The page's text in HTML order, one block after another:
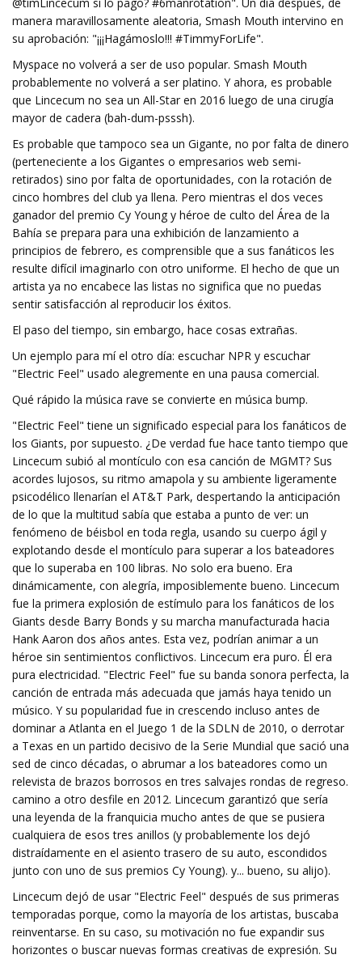
manera maravillosamente aleatoria, Smash Mouth intervino en
su aprobación: "¡¡¡Hagámoslo!!! #TimmyForLife".
Myspace no volverá a ser de uso popular. Smash Mouth
probablemente no volverá a ser platino. Y ahora, es probable
que Lincecum no sea un All-Star en 2016 luego de una cirugía
mayor de cadera (bah-dum-psssh).
Es probable que tampoco sea un Gigante, no por falta de dinero
(perteneciente a los Gigantes o empresarios web semi-
retirados) sino por falta de oportunidades, con la rotación de
cinco hombres del club ya llena. Pero mientras el dos veces
ganador del premio Cy Young y héroe de culto del Área de la
Bahía se prepara para una exhibición de lanzamiento a
principios de febrero, es comprensible que a sus fanáticos les
resulte difícil imaginarlo con otro uniforme. El hecho de que un
artista ya no encabece las listas no significa que no puedas
sentir satisfacción al reproducir los éxitos.
El paso del tiempo, sin embargo, hace cosas extrañas.
Un ejemplo para mí el otro día: escuchar NPR y escuchar
"Electric Feel" usado alegremente en una pausa comercial.
Qué rápido la música rave se convierte en música bump.
"Electric Feel" tiene un significado especial para los fanáticos de
los Giants, por supuesto. ¿De verdad fue hace tanto tiempo que
Lincecum subió al montículo con esa canción de MGMT? Sus
acordes lujosos, su ritmo amapola y su ambiente ligeramente
psicodélico llenarían el AT&T Park, despertando la anticipación
de lo que la multitud sabía que estaba a punto de ver: un
fenómeno de béisbol en toda regla, usando su cuerpo ágil y
explotando desde el montículo para superar a los bateadores
que lo superaba en 100 libras. No solo era bueno. Era
dinámicamente, con alegría, imposiblemente bueno. Lincecum
fue la primera explosión de estímulo para los fanáticos de los
Giants desde Barry Bonds y su marcha manufacturada hacia
Hank Aaron dos años antes. Esta vez, podrían animar a un
héroe sin sentimientos conflictivos. Lincecum era puro. Él era
pura electricidad. "Electric Feel" fue su banda sonora perfecta, la
canción de entrada más adecuada que jamás haya tenido un
músico. Y su popularidad fue in crescendo incluso antes de
dominar a Atlanta en el Juego 1 de la SDLN de 2010, o derrotar
a Texas en un partido decisivo de la Serie Mundial que sació una
sed de cinco décadas, o abrumar a los bateadores como un
relevista de brazos borrosos en tres salvajes rondas de regreso.
camino a otro desfile en 2012. Lincecum garantizó que sería
una leyenda de la franquicia mucho antes de que se pusiera
cualquiera de esos tres anillos (y probablemente los dejó
distraídamente en el asiento trasero de su auto, escondidos
junto con uno de sus premios Cy Young). y... bueno, su alijo).
Lincecum dejó de usar "Electric Feel" después de sus primeras
temporadas porque, como la mayoría de los artistas, buscaba
reinventarse. En su caso, su motivación no fue expandir sus
horizontes o buscar nuevas formas creativas de expresión. Su